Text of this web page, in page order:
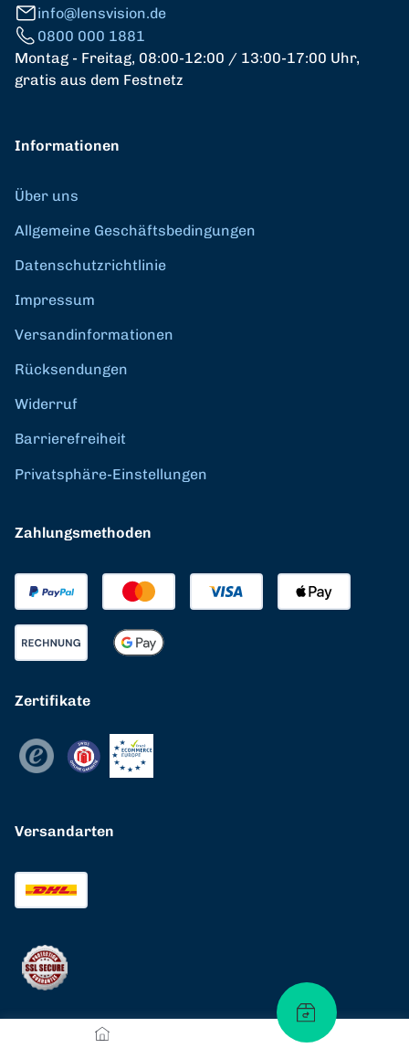
info@lensvision.de
0800 000 1881
Montag - Freitag, 08:00-12:00 / 13:00-17:00 Uhr,
gratis aus dem Festnetz
Informationen
Über uns
Allgemeine Geschäftsbedingungen
Datenschutzrichtlinie
Impressum
Versandinformationen
Rücksendungen
Widerruf
Barrierefreiheit
Privatsphäre-Einstellungen
Zahlungsmethoden
Zertifikate
Versandarten